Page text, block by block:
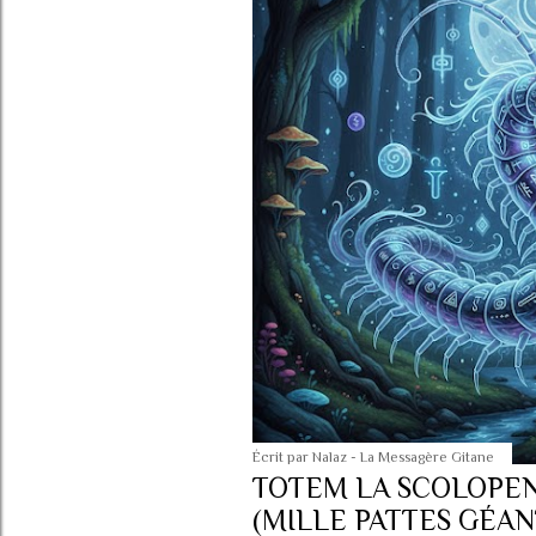
c
l
Écrit par Nalaz - La Messagère Gitane
TOTEM LA
(MILLE PATTES